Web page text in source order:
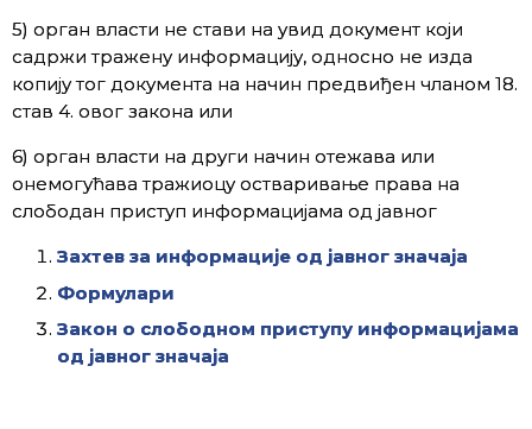
5) орган власти не стави на увид документ који
садржи тражену информацију, односно не изда
копију тог документа на начин предвиђен чланом 18.
став 4. овог закона или
6) орган власти на други начин отежава или
онемогућава тражиоцу остваривање права на
слободан приступ информацијама од јавног
Захтев за информације од јавног значаја
Формулари
Закон о слободном приступу информацијама
од јавног значаја